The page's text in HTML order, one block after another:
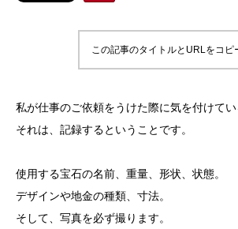
この記事のタイトルとURLをコピ
私が仕事のご依頼をうけた際に気を付けてい
それは、記録するということです。
使用する宝石の名前、重量、形状、状態。
デザインや地金の種類、寸法。
そして、写真を必ず撮ります。